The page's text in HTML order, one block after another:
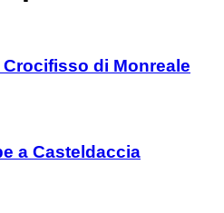
di Monreale
a Casteldaccia